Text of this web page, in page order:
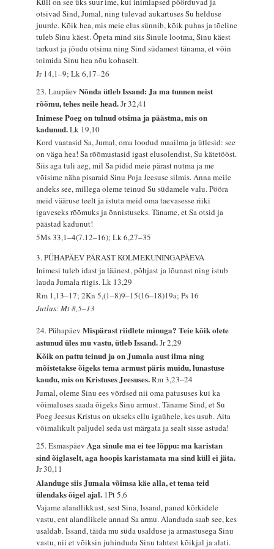
otsivad Sind, Jumal, ning tulevad aukartuses Su helduse
juurde. Kõik hea, mis meie elus sünnib, kõik puhas ja tõeline
tuleb Sinu käest. Õpeta mind siis Sinule lootma, Sinu käest
tarkust ja jõudu otsima ning Sind südamest tänama, et võin
toimida Sinu hea nõu kohaselt.
Jr 14,1–9; Lk 6,17–26
23. LaupäevNõnda ütleb Issand: Ja ma tunnen neist
rõõmu, tehes neile head.Jr 32,41
Inimese Poeg on tulnud otsima ja päästma, mis on
kadunud.Lk 19,10
Kord vaatasid Sa, Jumal, oma loodud maailma ja ütlesid: see
on väga hea! Sa rõõmustasid igast elusolendist, Su kätetööst.
Siis aga tuli aeg, mil Sa pidid meie pärast nutma ja me
võisime näha pisaraid Sinu Poja Jeesuse silmis. Anna meile
andeks see, millega oleme teinud Su südamele valu. Pööra
meid vääruse teelt ja istuta meid oma taevasesse riiki
igaveseks rõõmuks ja õnnistuseks. Täname, et Sa otsid ja
päästad kadunut!
5Ms 33,1–4(7.12–16); Lk 6,27–35
3. PÜHAPÄEV PÄRAST KOLMEKUNINGAPÄEVA
Inimesi tuleb idast ja läänest, põhjast ja lõunast ning istub
lauda Jumala riigis.Lk 13,29
Rm 1,13–17; 2Kn 5,(1–8)9–15(16–18)19a; Ps 16
Jutlus: Mt 8,5–13
24. PühapäevMispärast riidlete minuga? Teie kõik olete
astunud üles mu vastu, ütleb Issand.Jr 2,29
Kõik on pattu teinud ja on Jumala aust ilma ning
mõistetakse õigeks tema armust päris muidu, lunastuse
kaudu, mis on Kristuses Jeesuses.Rm 3,23–24
Jumal, oleme Sinu ees võrdsed nii oma patususes kui ka
võimaluses saada õigeks Sinu armust. Täname Sind, et Su
Poeg Jeesus Kristus on ukseks ellu igaühele, kes usub. Aita
võimalikult paljudel seda ust märgata ja sealt sisse astuda!
25. EsmaspäevAga sinule ma ei tee lõppu: ma karistan
sind õiglaselt, aga hoopis karistamata ma sind küll ei jäta.
Jr 30,11
Alanduge siis Jumala võimsa käe alla, et tema teid
ülendaks õigel ajal. 1Pt 5,6
Vajame alandlikkust, sest Sina, Issand, paned kõrkidele
vastu, ent alandlikele annad Sa armu. Alanduda saab see, kes
usaldab. Issand, täida mu süda usalduse ja armastusega Sinu
vastu, nii et võiksin juhinduda Sinu tahtest kõikjal ja alati.